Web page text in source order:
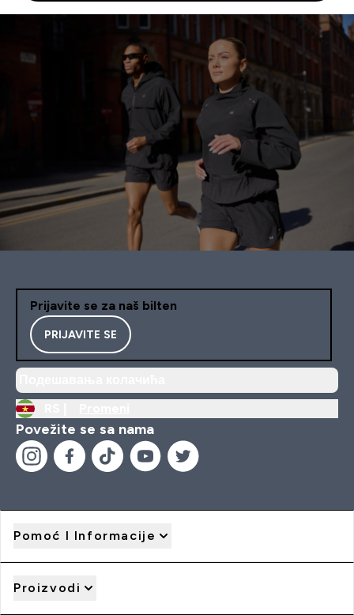
Prijavite se za naš bilten
PRIJAVITE SE
Povežite se sa nama
Pomoć I Informacije
Proizvodi